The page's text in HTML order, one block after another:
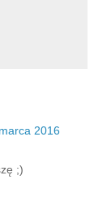
2016
;)